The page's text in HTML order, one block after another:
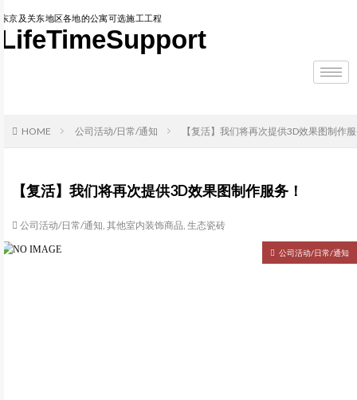
东京及关东地区各地的公寓可选施工工程
LifeTimeSupport
HOME 公司活动/日常/通知 【复活】我们将再次提供3D效果图制作
【复活】我们将再次提供3D效果图制作服务！
公司活动/日常/通知, 其他室内装饰商品, 生态瓷砖
公司活动/日常/通知